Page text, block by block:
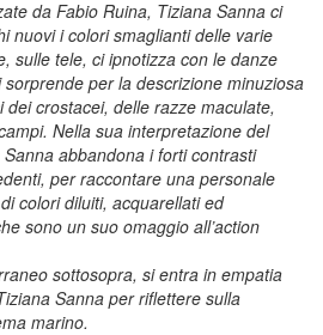
da Fabio Ruina, Tiziana Sanna ci
nuovi i colori smaglianti delle varie
sulle tele, ci ipnotizza con le danze
per la descrizione minuziosa
crostacei, delle razze maculate,
Nella sua interpretazione del
abbandona i forti contrasti
per raccontare una personale
colori diluiti, acquarellati ed
sono un suo omaggio all’action
sottosopra, si entra in empatia
Sanna per riflettere sulla
marino.